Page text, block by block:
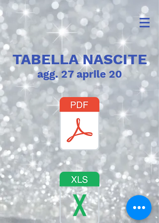
TABELLA NASCITE
agg. 27 aprile 20